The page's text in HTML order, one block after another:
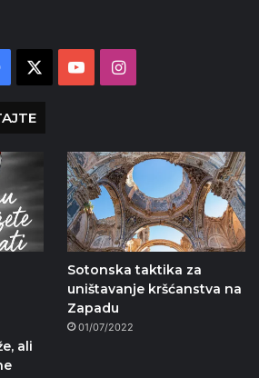
Facebook YouTubeInstagram
ali
Sotonska taktika za
uništavanje kršćanstva na
Zapadu
01/07/2022